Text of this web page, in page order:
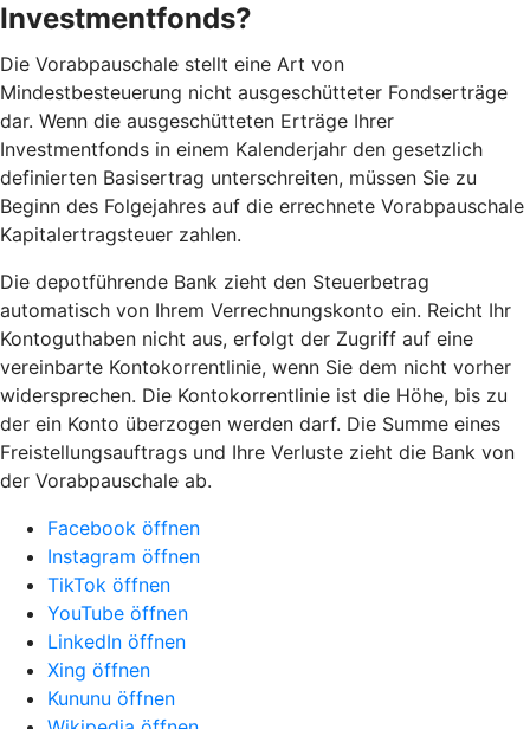
Investmentfonds?
Die Vorabpauschale stellt eine Art von
Mindestbesteuerung nicht ausgeschütteter Fondserträge
dar. Wenn die ausgeschütteten Erträge Ihrer
Investmentfonds in einem Kalenderjahr den gesetzlich
definierten Basisertrag unterschreiten, müssen Sie zu
Beginn des Folgejahres auf die errechnete Vorabpauschale
Kapitalertragsteuer zahlen.
Die depotführende Bank zieht den Steuerbetrag
automatisch von Ihrem Verrechnungskonto ein. Reicht Ihr
Kontoguthaben nicht aus, erfolgt der Zugriff auf eine
vereinbarte Kontokorrentlinie, wenn Sie dem nicht vorher
widersprechen. Die Kontokorrentlinie ist die Höhe, bis zu
der ein Konto überzogen werden darf. Die Summe eines
Freistellungsauftrags und Ihre Verluste zieht die Bank von
der Vorabpauschale ab.
Facebook öffnen
Instagram öffnen
TikTok öffnen
YouTube öffnen
LinkedIn öffnen
Xing öffnen
Kununu öffnen